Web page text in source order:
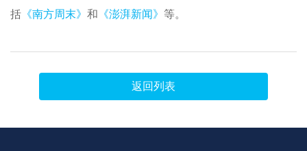
括 《南方周末》 和 《澎湃新闻》 等。
返回列表